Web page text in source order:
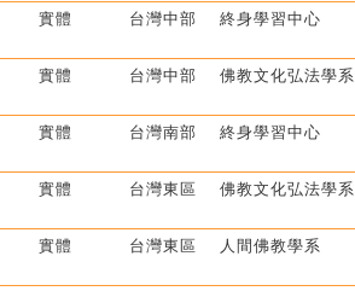
實體 台灣中部 終身學習中心
實體 台灣中部 佛教文化弘法學系
實體 台灣南部 終身學習中心
實體 台灣東區 佛教文化弘法學系
實體 台灣東區 人間佛教學系